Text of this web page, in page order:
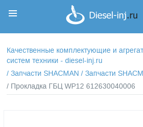
Качественные комплектующие и
систем техники - diesel-inj.ru
/Запчасти SHACMAN /Запчасти
/ Прокладка ГБЦ WP12 612630040006